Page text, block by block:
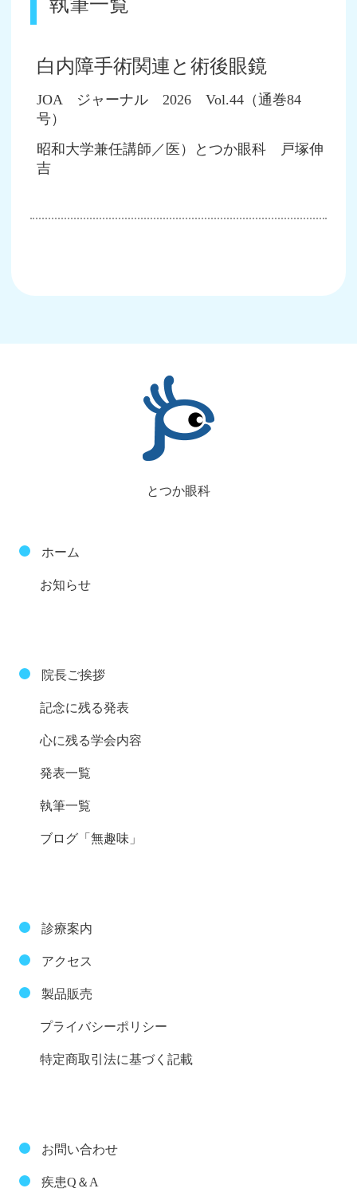
執筆一覧
白内障手術関連と術後眼鏡
JOA ジャーナル 2026 Vol.44（通巻84
号）
昭和大学兼任講師／医）とつか眼科 戸塚伸
吉
とつか眼科
ホーム
お知らせ
院長ご挨拶
記念に残る発表
心に残る学会内容
発表一覧
執筆一覧
ブログ「無趣味」
診療案内
アクセス
製品販売
プライバシーポリシー
特定商取引法に基づく記載
お問い合わせ
疾患Q＆A